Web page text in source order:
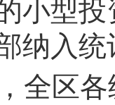
小型
纳入
全区